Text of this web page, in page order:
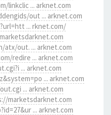
linkclic ... arknet.com
out ... arknet.com
... rknet.com/
out. ... arknet.com
redire ... arknet.com
... arknet.com
... arknet.com
... arknet.com
marketsdarknet.com
... arknet.com